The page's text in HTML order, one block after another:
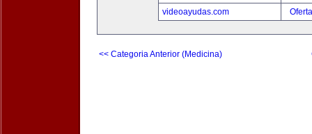
videoayudas.com
<< Categoria Anterior (Medicina)